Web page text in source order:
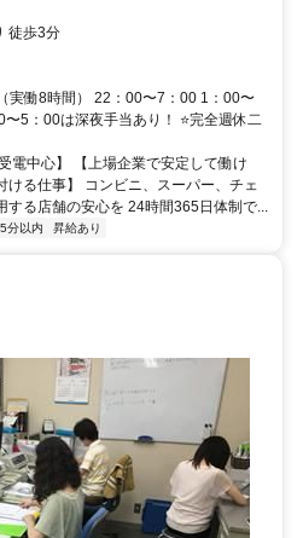
り 徒歩3分
実働8時間） 22：00〜7：00 1：00〜
〜5：00は深夜手当あり！ ⭐️完全週休二
電中心】 【上場企業で安定して働け
ける仕事】 コンビニ、スーパー、チェ
する店舗の安心を 24時間365日体制で...
分以内 昇給あり